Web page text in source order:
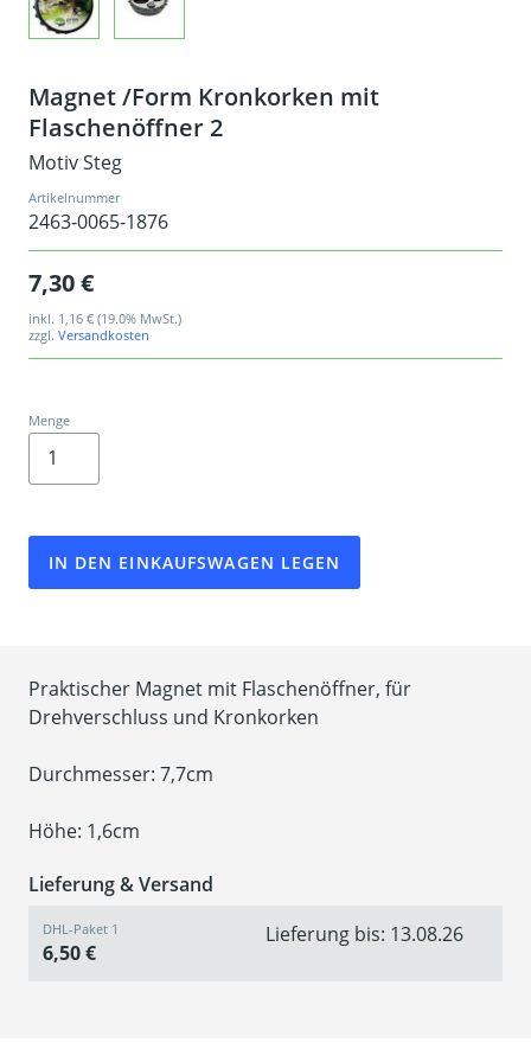
Magnet /Form Kronkorken mit
Flaschenöffner 2
Motiv Steg
Artikelnummer
2463-0065-1876
7,30 €
inkl. 1,16 € (19.0% MwSt.)
zzgl. Versandkosten
Menge
IN DEN EINKAUFSWAGEN LEGEN
Praktischer Magnet mit Flaschenöffner, für
Drehverschluss und Kronkorken
Durchmesser: 7,7cm
Höhe: 1,6cm
Lieferung & Versand
DHL-Paket 1
6,50 €
Lieferung bis: 13.08.26